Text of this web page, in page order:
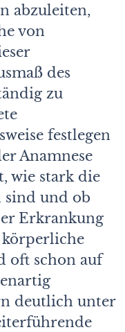
abzuleiten,
von
des
zu
festlegen
Anamnese
wie stark die
sind und ob
Erkrankung
oft schon auf
deutlich unter